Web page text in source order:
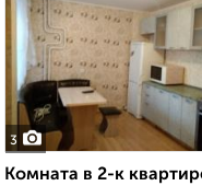
3
Комната в 2-к